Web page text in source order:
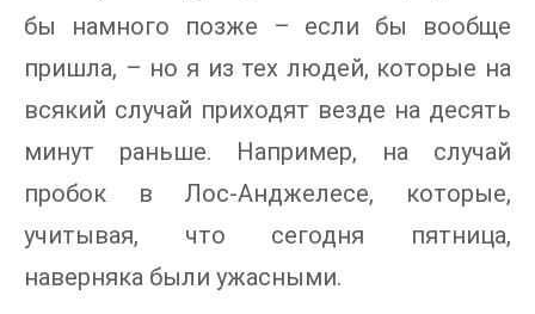
бы намного позже – если бы вообще
пришла, – но я из тех людей, которые на
всякий случай приходят везде на десять
минут раньше. Например, на случай
пробок в Лос-Анджелесе, которые,
учитывая, что сегодня пятница,
наверняка были ужасными.